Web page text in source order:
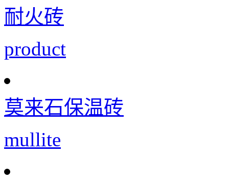
耐火砖
product
莫来石保温砖
mullite